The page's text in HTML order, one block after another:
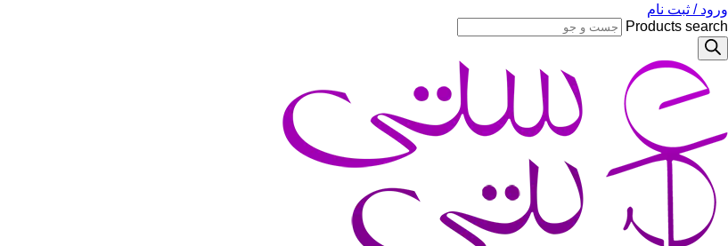
ورود / ثبت نام
Products search